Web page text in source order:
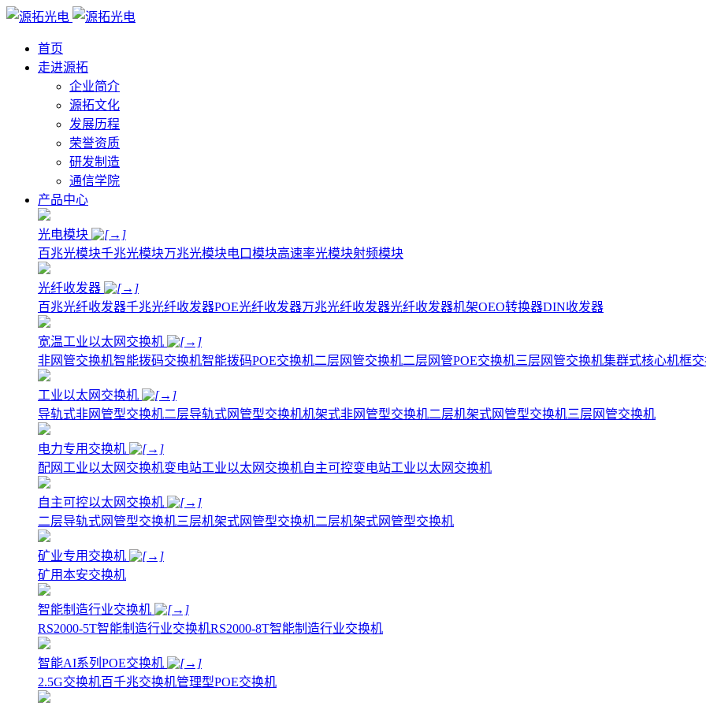
首页
走进源拓
企业简介
源拓文化
发展历程
荣誉资质
研发制造
通信学院
产品中心
光电模块
百兆光模块千兆光模块万兆光模块电口模块高速率光模块射频模块
光纤收发器
百兆光纤收发器千兆光纤收发器POE光纤收发器万兆光纤收发器光纤收发器机架OEO转换器DIN收发器
宽温工业以太网交换机
非网管交换机智能拨码交换机智能拨码POE交换机二层网管交换机二层网管POE交换机三层网管交换机集群式核心机框
工业以太网交换机
导轨式非网管型交换机二层导轨式网管型交换机机架式非网管型交换机二层机架式网管型交换机三层网管交换机
电力专用交换机
配网工业以太网交换机变电站工业以太网交换机自主可控变电站工业以太网交换机
自主可控以太网交换机
二层导轨式网管型交换机三层机架式网管型交换机二层机架式网管型交换机
矿业专用交换机
矿用本安交换机
智能制造行业交换机
RS2000-5T智能制造行业交换机RS2000-8T智能制造行业交换机
智能AI系列POE交换机
2.5G交换机百千兆交换机管理型POE交换机